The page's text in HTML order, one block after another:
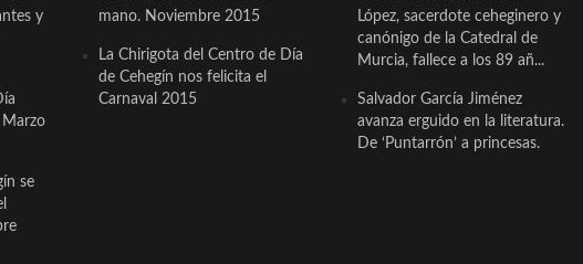
y
Marzo
se
mano. Noviembre 2015
La Chirigota del Centro de Día
de Cehegín nos felicita el
Carnaval 2015
López, sacerdote ceheginero y
canónigo de la Catedral de
Murcia, fallece a los 89 añ...
Salvador García Jiménez
avanza erguido en la literatura.
De ‘Puntarrón’ a princesas.